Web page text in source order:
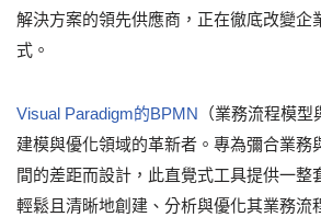
解決方案的領先供應商，正在徹底改變企
式。
Visual Paradigm的BPMN （業務流程模
建模與優化領域的革新者。專為彌合業務
間的差距而設計，此直覺式工具提供一整
輕鬆且清晰地創建、分析與優化其業務流